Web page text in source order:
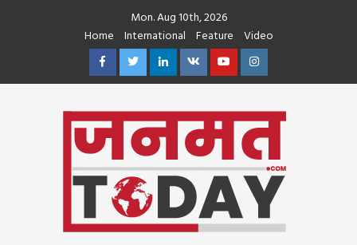
Mon. Aug 10th, 2026
Home
International Feature
Video
FacebookTwitterLinkedin
VK YoutubeInstagram